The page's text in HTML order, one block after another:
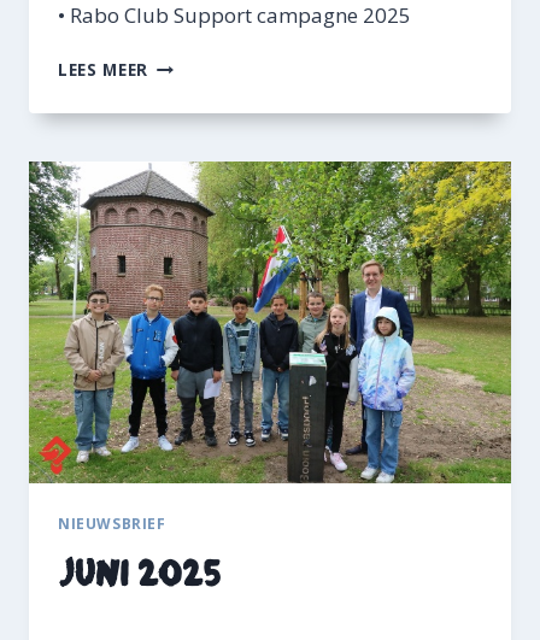
• Rabo Club Support campagne 2025
LEES MEER A
G
S
T
U
S
2
0
2
5
NIEUWSBRIEF
Juni 2025